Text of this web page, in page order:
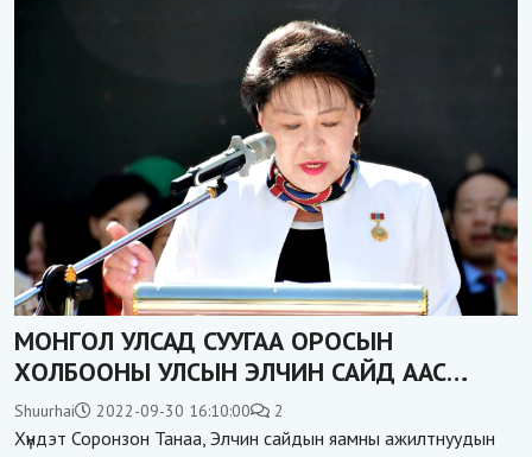
МОНГОЛ УЛСАД СУУГАА ОРОСЫН
ХОЛБООНЫ УЛСЫН ЭЛЧИН САЙД ААС
Ж.СОРОНЗОН захиралд ирсэн мэндчилгээ
Shuurhai 2022-09-30 16:10:00 2
Хүндэт Соронзон Танаа, Элчин сайдын яамны ажилтнуудын